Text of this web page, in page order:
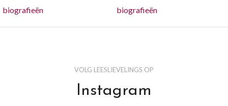
biografieën biografieën
VOLG LEESLIEVELINGS OP
Instagram